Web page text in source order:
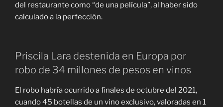
del restaurante como “de una película”, al haber sido
calculado a la perfección.
Priscila Lara destenida en Europa por
robo de 34 millones de pesos en vinos
El robo habría ocurrido a finales de octubre del 2021,
cuando 45 botellas de un vino exclusivo, valoradas en 1